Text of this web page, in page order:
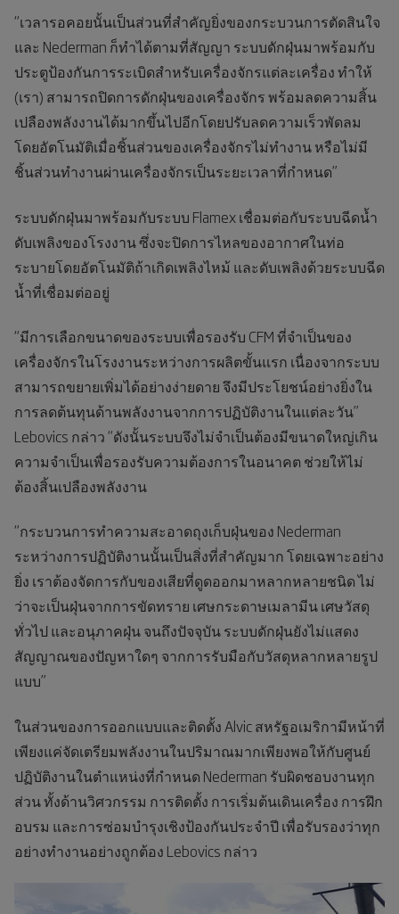
“เวลารอคอยนั้นเป็นส่วนที่สำคัญยิ่งของกระบวนการตัดสินใจ
และ Nederman ก็ทำได้ตามที่สัญญา ระบบดักฝุ่นมาพร้อมกับ
ประตูป้องกันการระเบิดสำหรับเครื่องจักรแต่ละเครื่อง ทำให้
(เรา) สามารถปิดการดักฝุ่นของเครื่องจักร พร้อมลดความสิ้น
เปลืองพลังงานได้มากขึ้นไปอีกโดยปรับลดความเร็วพัดลม
โดยอัตโนมัติเมื่อชิ้นส่วนของเครื่องจักรไม่ทำงาน หรือไม่มี
ชิ้นส่วนทำงานผ่านเครื่องจักรเป็นระยะเวลาที่กำหนด”
ระบบดักฝุ่นมาพร้อมกับระบบ Flamex เชื่อมต่อกับระบบฉีดน้ำ
ดับเพลิงของโรงงาน ซึ่งจะปิดการไหลของอากาศในท่อ
ระบายโดยอัตโนมัติถ้าเกิดเพลิงไหม้ และดับเพลิงด้วยระบบฉีด
น้ำที่เชื่อมต่ออยู่
“มีการเลือกขนาดของระบบเพื่อรองรับ CFM ที่จำเป็นของ
เครื่องจักรในโรงงานระหว่างการผลิตขั้นแรก เนื่องจากระบบ
สามารถขยายเพิ่มได้อย่างง่ายดาย จึงมีประโยชน์อย่างยิ่งใน
การลดต้นทุนด้านพลังงานจากการปฏิบัติงานในแต่ละวัน”
Lebovics กล่าว “ดังนั้นระบบจึงไม่จำเป็นต้องมีขนาดใหญ่เกิน
ความจำเป็นเพื่อรองรับความต้องการในอนาคต ช่วยให้ไม่
ต้องสิ้นเปลืองพลังงาน
“กระบวนการทำความสะอาดถุงเก็บฝุ่นของ Nederman
ระหว่างการปฏิบัติงานนั้นเป็นสิ่งที่สำคัญมาก โดยเฉพาะอย่าง
ยิ่ง เราต้องจัดการกับของเสียที่ดูดออกมาหลากหลายชนิด ไม่
ว่าจะเป็นฝุ่นจากการขัดทราย เศษกระดาษเมลามีน เศษวัสดุ
ทั่วไป และอนุภาคฝุ่น จนถึงปัจจุบัน ระบบดักฝุ่นยังไม่แสดง
สัญญาณของปัญหาใดๆ จากการรับมือกับวัสดุหลากหลายรูป
แบบ”
ในส่วนของการออกแบบและติดตั้ง Alvic สหรัฐอเมริกามีหน้าที่
เพียงแค่จัดเตรียมพลังงานในปริมาณมากเพียงพอให้กับศูนย์
ปฏิบัติงานในตำแหน่งที่กำหนด Nederman รับผิดชอบงานทุก
ส่วน ทั้งด้านวิศวกรรม การติดตั้ง การเริ่มต้นเดินเครื่อง การฝึก
อบรม และการซ่อมบำรุงเชิงป้องกันประจำปี เพื่อรับรองว่าทุก
อย่างทำงานอย่างถูกต้อง Lebovics กล่าว